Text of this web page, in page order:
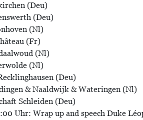
(Deu)
(Deu)
(Nl)
(Fr)
(Nl)
(Nl)
(Deu)
& Naaldwijk & Wateringen (Nl)
Schleiden (Deu)
Uhr: Wrap up and speech Duke